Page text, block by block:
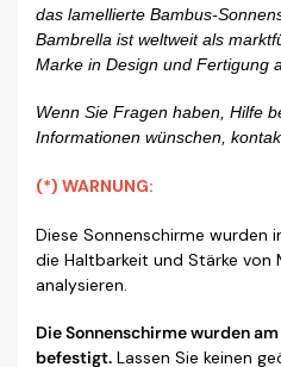
das lamellierte Bambus-
Bambrella ist weltweit als
Marke in Design und Fertigung
Wenn Sie Fragen haben, Hilfe
Informationen wünschen,
(*) WARNUNG:
Diese Sonnenschirme wurden
die Haltbarkeit und Stärke von
analysieren.
Die Sonnenschirme wurden
befestigt. Lassen Sie keinen